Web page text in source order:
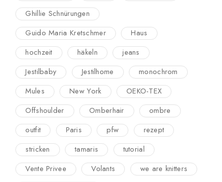
Ghillie Schnürungen
Guido Maria Kretschmer
Haus
hochzeit
häkeln
jeans
Jestilbaby
Jestilhome
monochrom
Mules
New York
OEKO-TEX
Offshoulder
Omberhair
ombre
outfit
Paris pfw
rezept
stricken
tamaris
tutorial
Vente Privee
Volants
we are knitters